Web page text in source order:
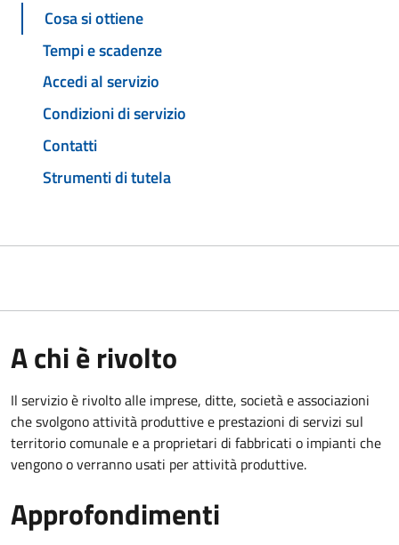
Cosa si ottiene
Tempi e scadenze
Accedi al servizio
Condizioni di servizio
Contatti
Strumenti di tutela
A chi è rivolto
Il servizio è rivolto alle imprese, ditte, società e associazioni
che svolgono attività produttive e prestazioni di servizi sul
territorio comunale e a proprietari di fabbricati o impianti che
vengono o verranno usati per attività produttive.
Approfondimenti